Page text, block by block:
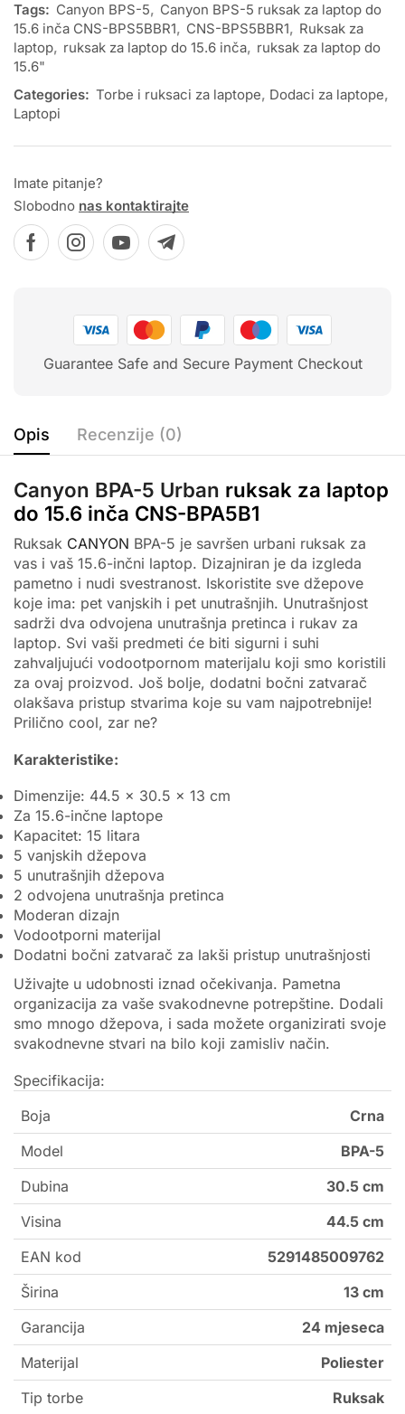
Tags: Canyon BPS-5, Canyon BPS-5 ruksak za laptop do
15.6 inča CNS-BPS5BBR1, CNS-BPS5BBR1, Ruksak za
laptop, ruksak za laptop do 15.6 inča, ruksak za laptop do
15.6"
Categories: Torbe i ruksaci za laptope, Dodaci za laptope,
Laptopi
Imate pitanje?
Slobodno nas kontaktirajte
Guarantee Safe and Secure Payment Checkout
Opis Recenzije (0)
Canyon BPA-5 Urban ruksak za laptop
do 15.6 inča CNS-BPA5B1
Ruksak CANYON BPA-5 je savršen urbani ruksak za
vas i vaš 15.6-inčni laptop. Dizajniran je da izgleda
pametno i nudi svestranost. Iskoristite sve džepove
koje ima: pet vanjskih i pet unutrašnjih. Unutrašnjost
sadrži dva odvojena unutrašnja pretinca i rukav za
laptop. Svi vaši predmeti će biti sigurni i suhi
zahvaljujući vodootpornom materijalu koji smo koristili
za ovaj proizvod. Još bolje, dodatni bočni zatvarač
olakšava pristup stvarima koje su vam najpotrebnije!
Prilično cool, zar ne?
Karakteristike:
Dimenzije: 44.5 x 30.5 x 13 cm
Za 15.6-inčne laptope
Kapacitet: 15 litara
5 vanjskih džepova
5 unutrašnjih džepova
2 odvojena unutrašnja pretinca
Moderan dizajn
Vodootporni materijal
Dodatni bočni zatvarač za lakši pristup unutrašnjosti
Uživajte u udobnosti iznad očekivanja. Pametna
organizacija za vaše svakodnevne potrepštine. Dodali
smo mnogo džepova, i sada možete organizirati svoje
svakodnevne stvari na bilo koji zamisliv način.
Specifikacija:
Boja
Crna
Model
BPA-5
Dubina
30.5 cm
Visina
44.5 cm
EAN kod
5291485009762
Širina
13 cm
Garancija
24 mjeseca
Materijal
Poliester
Tip torbe
Ruksak